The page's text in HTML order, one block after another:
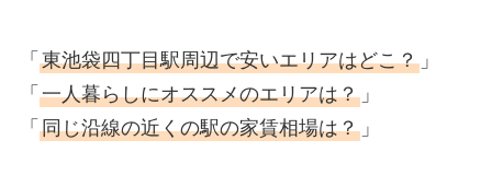
「 東池袋四丁目駅周辺で安いエリアはどこ？」
「 一人暮らしにオススメのエリアは？」
「 同じ沿線の近くの駅の家賃相場は？」